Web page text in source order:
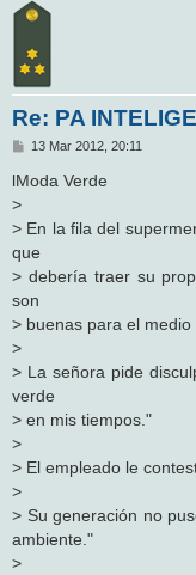
Re: PA
M
n
s
j
e
13 Mar 2012, 20:11
lModa Verde
>
> En la fila del
que
> debería traer su
son
> buenas para el medio
>
> La señora pide
verde
> en mis tiempos."
>
> El empleado le
>
> Su generación no
ambiente."
>